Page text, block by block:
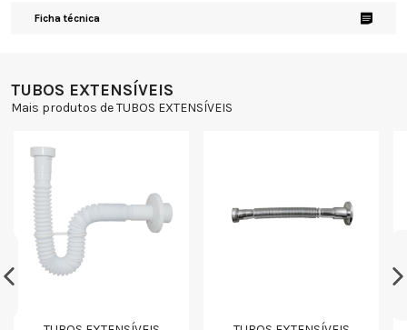
Ficha técnica
TUBOS EXTENSÍVEIS
Mais produtos de TUBOS EXTENSÍVEIS